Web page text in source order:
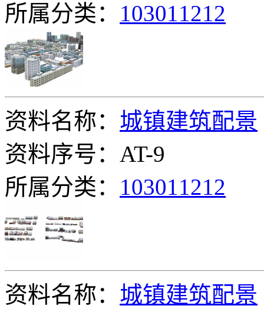
所属分类： 103011212
资料名称： 城镇建筑配景
资料序号：AT-9
所属分类： 103011212
资料名称： 城镇建筑配景